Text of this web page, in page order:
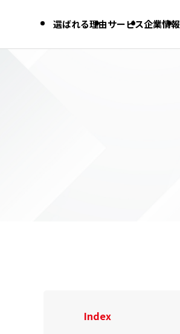
選ばれる理由サービス企業情報
Index